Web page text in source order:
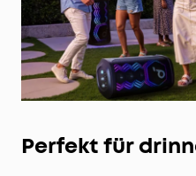
Perfekt für